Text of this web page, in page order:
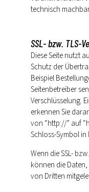
technisch
SSL- bzw. TLS-
Diese Seite nutzt
Schutz der
Beispiel
Seitenbetreiber
Verschlüsselung.
erkennen Sie
von “http://” auf
Schloss-Symbol
Wenn die SSL-
können die
von Dritten